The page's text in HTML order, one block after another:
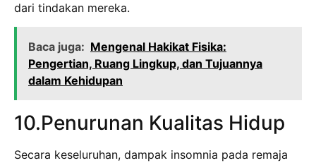
dari tindakan mereka.
Baca juga: Mengenal Hakikat Fisika:
Pengertian, Ruang Lingkup, dan Tujuannya
dalam Kehidupan
10.Penurunan Kualitas Hidup
Secara keseluruhan, dampak insomnia pada remaja